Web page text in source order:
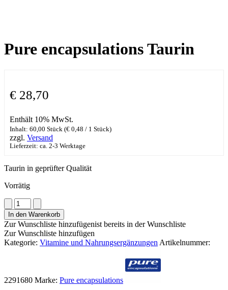
Pure encapsulations Taurin
€ 28,70
Enthält 10% MwSt.
Inhalt: 60,00 Stück (€ 0,48 / 1 Stück)
zzgl. Versand
Lieferzeit: ca. 2-3 Werktage
Taurin in geprüfter Qualität
Vorrätig
Pure
encapsulations
Taurin
Menge
In den Warenkorb
Zur Wunschliste hinzufügenist bereits in der Wunschliste
Zur Wunschliste hinzufügen
Kategorie: Vitamine und Nahrungsergänzungen Artikelnummer:
2291680 Marke: Pure encapsulations